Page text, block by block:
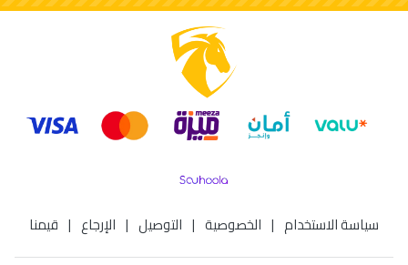
سياسة الاستخدام | الخصوصية | التوصيل | الإرجاع | قيمنا